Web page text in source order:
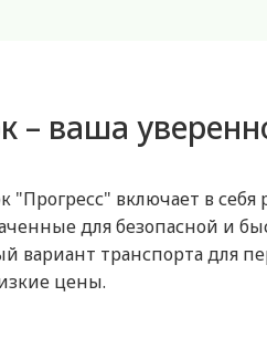
– ваша
включает в себя
для безопасной и
транспорта для
цены.